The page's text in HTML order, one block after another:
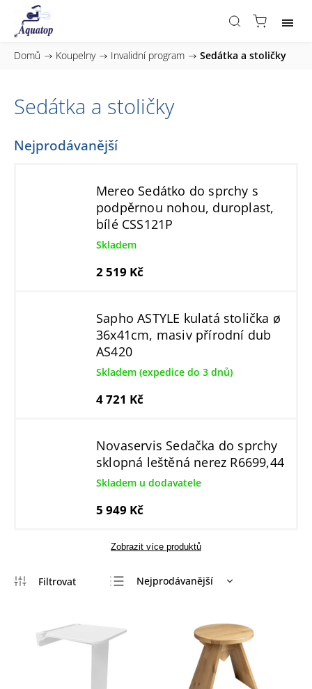
Domů / Koupelny / Invalidní program / Sedátka a stoličky
Sedátka a stoličky
Nejprodávanější
Mereo Sedátko do sprchy s
podpěrnou nohou, duroplast,
bílé CSS121P
Skladem
2 519 Kč
Sapho ASTYLE kulatá stolička ø
36x41cm, masiv přírodní dub
AS420
Skladem (expedice do 3 dnů)
4 721 Kč
Novaservis Sedačka do sprchy
sklopná leštěná nerez R6699,44
Skladem u dodavatele
5 949 Kč
Zobrazit více produktů
Nejprodávanější